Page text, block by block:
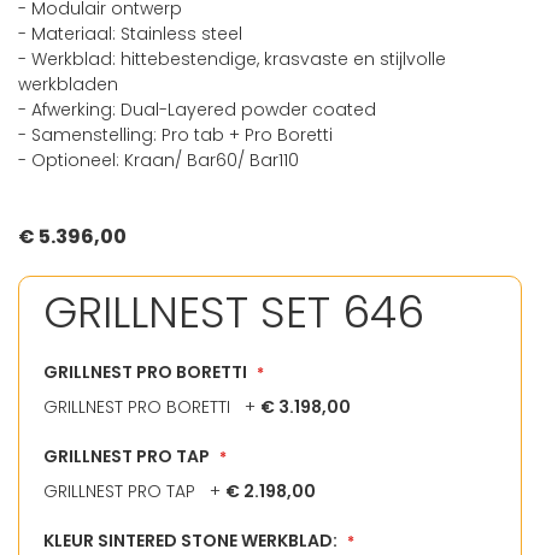
- Modulair ontwerp
- Materiaal: Stainless steel
- Werkblad: hittebestendige, krasvaste en stijlvolle
werkbladen
- Afwerking: Dual-Layered powder coated
- Samenstelling: Pro tab + Pro Boretti
- Optioneel: Kraan/ Bar60/ Bar110
€ 5.396,00
van
de
afbeeldingen-
gallerij
GRILLNEST SET 646
GRILLNEST PRO BORETTI
GRILLNEST PRO BORETTI
+ € 3.198,00
GRILLNEST PRO TAP
GRILLNEST PRO TAP
+ € 2.198,00
KLEUR SINTERED STONE WERKBLAD: